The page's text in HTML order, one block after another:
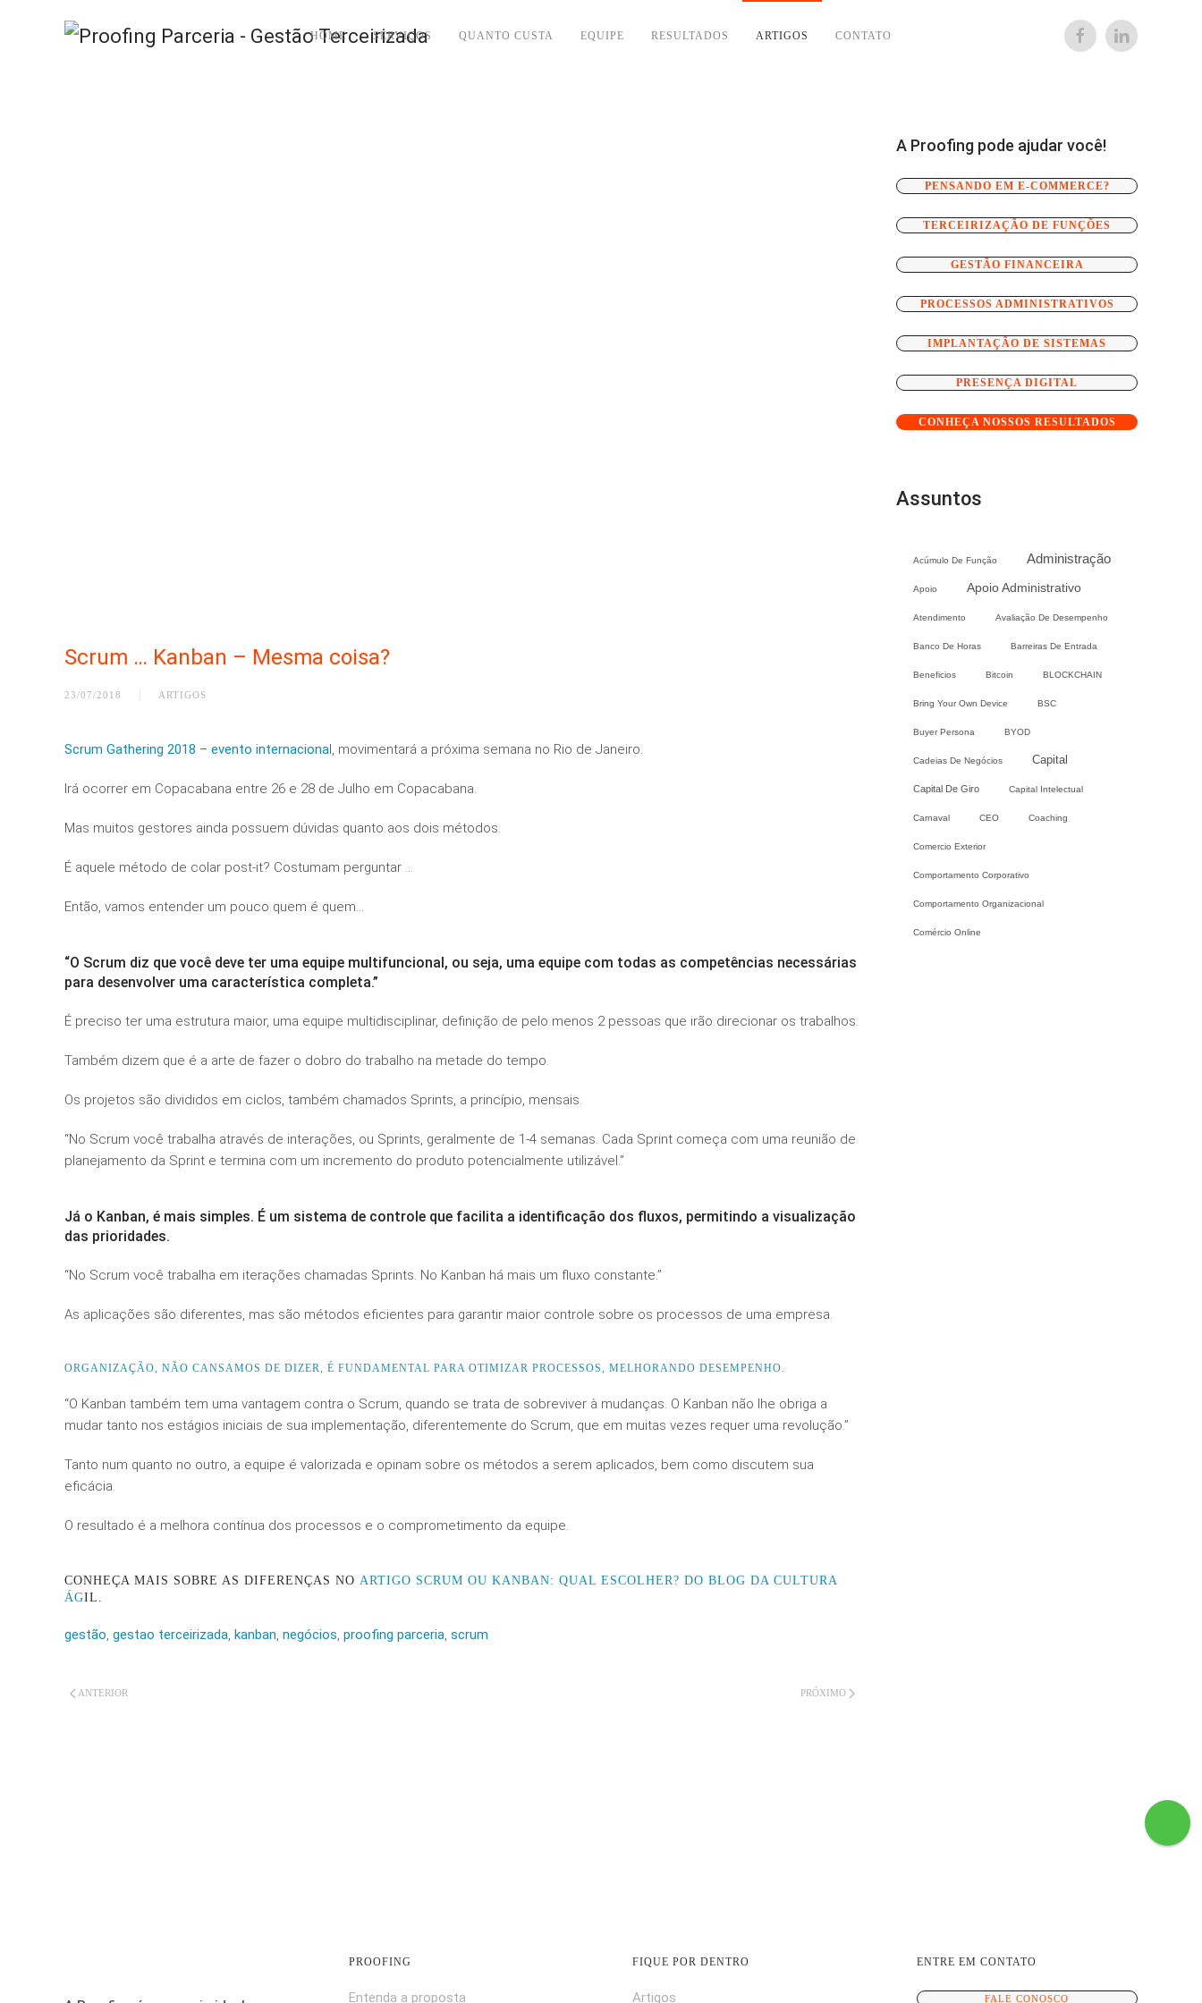
HOME SERVIÇOS QUANTO CUSTA EQUIPE RESULTADOS ARTIGOS CONTATO
Scrum … Kanban – Mesma coisa?
23/07/2018 ARTIGOS
Scrum Gathering 2018 – evento internacional, movimentará a próxima semana no Rio de Janeiro.
Irá ocorrer em Copacabana entre 26 e 28 de Julho em Copacabana.
Mas muitos gestores ainda possuem dúvidas quanto aos dois métodos.
É aquele método de colar post-it? Costumam perguntar …
Então, vamos entender um pouco quem é quem…
“O Scrum diz que você deve ter uma equipe multifuncional, ou seja, uma equipe com todas as competências necessárias
para desenvolver uma característica completa.”
É preciso ter uma estrutura maior, uma equipe multidisciplinar, definição de pelo menos 2 pessoas que irão direcionar os trabalhos.
Também dizem que é a arte de fazer o dobro do trabalho na metade do tempo.
Os projetos são divididos em ciclos, também chamados Sprints, a princípio, mensais.
“No Scrum você trabalha através de interações, ou Sprints, geralmente de 1-4 semanas. Cada Sprint começa com uma reunião de
planejamento da Sprint e termina com um incremento do produto potencialmente utilizável.”
Já o Kanban, é mais simples. É um sistema de controle que facilita a identificação dos fluxos, permitindo a visualização
das prioridades.
“No Scrum você trabalha em iterações chamadas Sprints. No Kanban há mais um fluxo constante.”
As aplicações são diferentes, mas são métodos eficientes para garantir maior controle sobre os processos de uma empresa.
ORGANIZAÇÃO, NÃO CANSAMOS DE DIZER, É FUNDAMENTAL PARA OTIMIZAR PROCESSOS, MELHORANDO DESEMPENHO.
“O Kanban também tem uma vantagem contra o Scrum, quando se trata de sobreviver à mudanças. O Kanban não lhe obriga a
mudar tanto nos estágios iniciais de sua implementação, diferentemente do Scrum, que em muitas vezes requer uma revolução.”
Tanto num quanto no outro, a equipe é valorizada e opinam sobre os métodos a serem aplicados, bem como discutem sua
eficácia.
O resultado é a melhora contínua dos processos e o comprometimento da equipe.
CONHEÇA MAIS SOBRE AS DIFERENÇAS NO ARTIGO SCRUM OU KANBAN: QUAL ESCOLHER? DO BLOG DA CULTURA
ÁGIL.
gestão, gestao terceirizada, kanban, negócios, proofing parceria, scrum
ANTERIOR PRÓXIMO
A Proofing pode ajudar você!
PENSANDO EM E-COMMERCE?
TERCEIRIZAÇÃO DE FUNÇÕES
GESTÃO FINANCEIRA
PROCESSOS ADMINISTRATIVOS
IMPLANTAÇÃO DE SISTEMAS
PRESENÇA DIGITAL
CONHEÇA NOSSOS RESULTADOS
Assuntos
Acúmulo De Função Administração
Apoio Apoio Administrativo
Atendimento Avaliação De Desempenho
Banco De Horas Barreiras De Entrada
Beneficios Bitcoin BLOCKCHAIN
Bring Your Own Device BSC
Buyer Persona BYOD
Cadeias De Negócios Capital
Capital De Giro Capital Intelectual
Carnaval CEO Coaching
Comercio Exterior
Comportamento Corporativo
Comportamento Organizacional
Comércio Online
PROOFING
Entenda a proposta
FIQUE POR DENTRO
Artigos
ENTRE EM CONTATO
FALE CONOSCO